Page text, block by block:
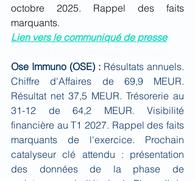
octobre 2025. Rappel des faits
marquants.
Lien vers le communiqué de presse
Ose Immuno (OSE) : Résultats annuels.
Chiffre d'Affaires de 69,9 MEUR.
Résultat net 37,5 MEUR. Trésorerie au
31-12 de 64,2 MEUR. Visibilité
financière au T1 2027. Rappel des faits
marquants de l'exercice. Prochain
catalyseur clé attendu : présentation
des données de la phase de